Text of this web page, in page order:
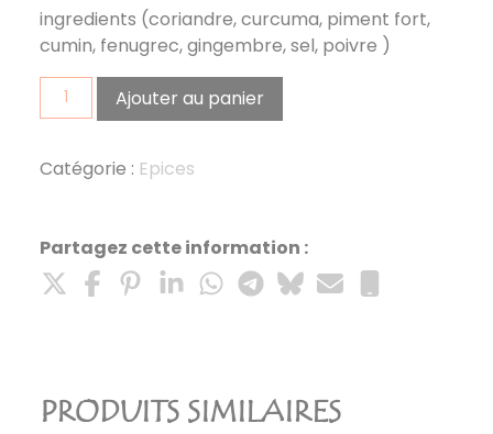
ingredients (coriandre, curcuma, piment fort,
cumin, fenugrec, gingembre, sel, poivre )
quantité
de
50g
Ajouter au panier
Catégorie : Epices
Partagez cette information :
PRODUITS SIMILAIRES